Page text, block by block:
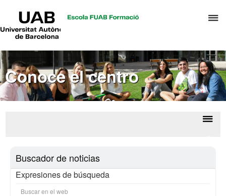
el
Universitat
Barcelona
Conoce el centro
Buscador de noticias
Expresiones de búsqueda